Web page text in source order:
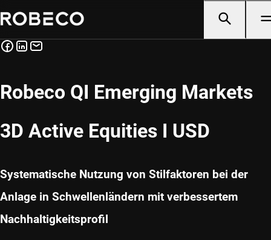
Robeco QI Emerging Markets
3D Active Equities I USD
Systematische Nutzung von Stilfaktoren bei der
Anlage in Schwellenländern mit verbessertem
Nachhaltigkeitsprofil